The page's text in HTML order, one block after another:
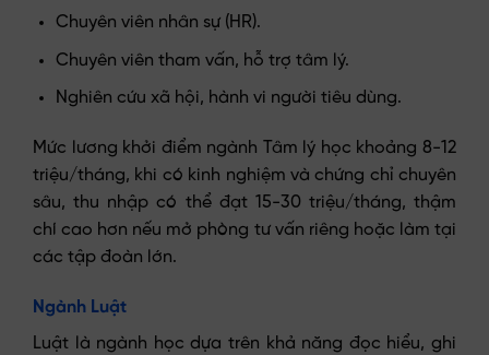
Chuyên viên nhân sự (HR).
Chuyên viên tham vấn, hỗ trợ tâm lý.
Nghiên cứu xã hội, hành vi người tiêu dùng.
Mức lương khởi điểm ngành Tâm lý học khoảng 8-12
triệu/tháng, khi có kinh nghiệm và chứng chỉ chuyên
sâu, thu nhập có thể đạt 15-30 triệu/tháng, thậm
chí cao hơn nếu mở phòng tư vấn riêng hoặc làm tại
các tập đoàn lớn.
Ngành Luật
Luật là ngành học dựa trên khả năng đọc hiểu, ghi